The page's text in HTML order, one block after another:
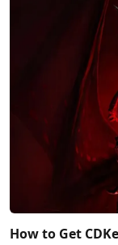
How to Get